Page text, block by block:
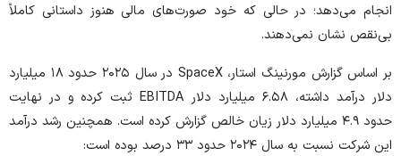
انجام می‌دهد؛ در حالی که خود صورت‌های مالی هنوز داستانی کاملاً
بی‌نقص نشان نمی‌دهند.
بر اساس گزارش مورنینگ استار
، SpaceX در سال ۲۰۲۵ حدود ۱۸ میلیارد
دلار درآمد داشته، ۶.۵۸ میلیارد دلار EBITDA ثبت کرده و در نهایت
حدود ۴.۹ میلیارد دلار زیان خالص گزارش کرده است. همچنین رشد درآمد
این شرکت نسبت به سال ۲۰۲۴ حدود ۳۳ درصد بوده است: